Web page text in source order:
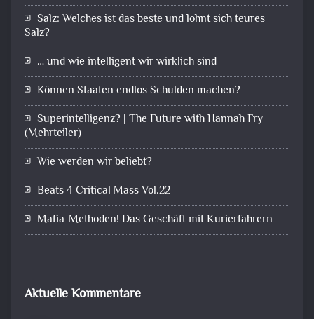
Salz: Welches ist das beste und lohnt sich teures
Salz?
… und wie intelligent wir wirklich sind
Können Staaten endlos Schulden machen?
Superintelligenz? | The Future with Hannah Fry
(Mehrteiler)
Wie werden wir beliebt?
Beats 4 Critical Mass Vol.22
Mafia-Methoden! Das Geschäft mit Kurierfahrern
Aktuelle Kommentare